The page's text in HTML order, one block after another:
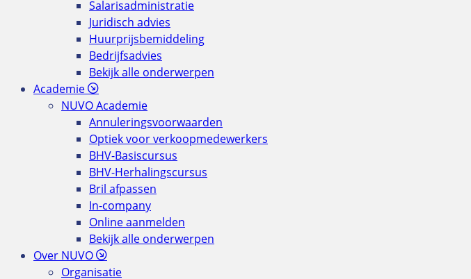
Salarisadministratie
Juridisch advies
Huurprijsbemiddeling
Bedrijfsadvies
Bekijk alle onderwerpen
Academie
NUVO Academie
Annuleringsvoorwaarden
Optiek voor verkoopmedewerkers
BHV-Basiscursus
BHV-Herhalingscursus
Bril afpassen
In-company
Online aanmelden
Bekijk alle onderwerpen
Over NUVO
Organisatie